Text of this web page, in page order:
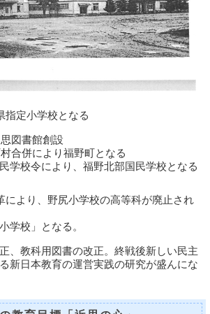
定小学校となる
図書館創設
合併により福野町となる
り、福野北部国民学校となる
により、野尻小学校の高等科が廃止され
学校」となる。
、教科用図書の改正。終戦後新しい民主
新日本教育の運営実践の研究が盛んにな